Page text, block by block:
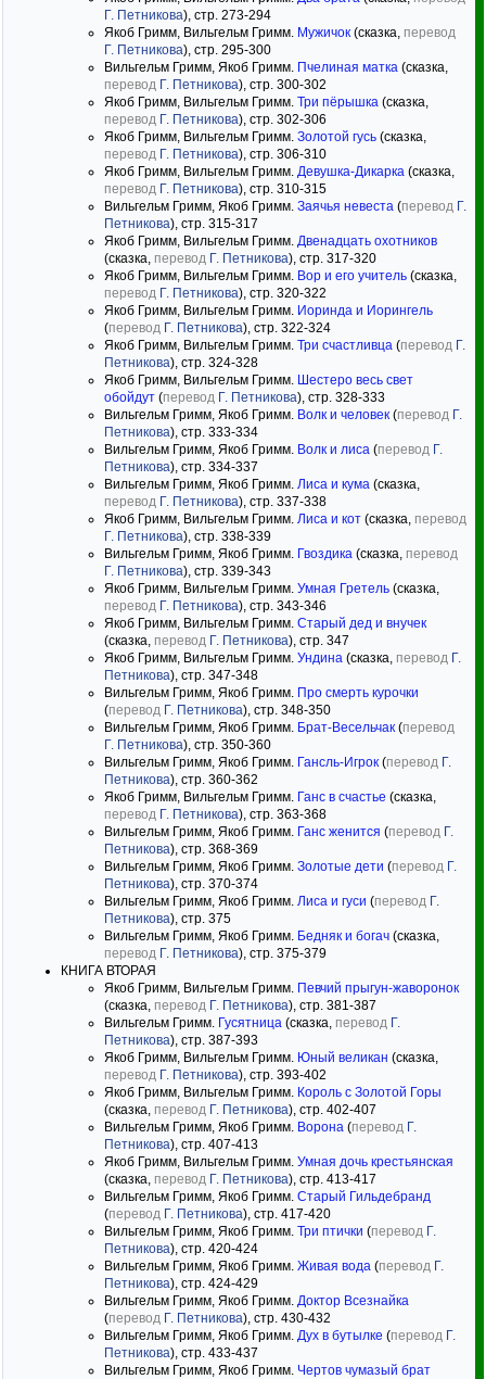
Г. Петникова), стр. 273-294
Якоб Гримм, Вильгельм Гримм. Мужичок (сказка, перевод
Г. Петникова), стр. 295-300
Вильгельм Гримм, Якоб Гримм. Пчелиная матка (сказка,
перевод Г. Петникова), стр. 300-302
Якоб Гримм, Вильгельм Гримм. Три пёрышка (сказка,
перевод Г. Петникова), стр. 302-306
Якоб Гримм, Вильгельм Гримм. Золотой гусь (сказка,
перевод Г. Петникова), стр. 306-310
Якоб Гримм, Вильгельм Гримм. Девушка-Дикарка (сказка,
перевод Г. Петникова), стр. 310-315
Вильгельм Гримм, Якоб Гримм. Заячья невеста (перевод Г.
Петникова), стр. 315-317
Якоб Гримм, Вильгельм Гримм. Двенадцать охотников
(сказка, перевод Г. Петникова), стр. 317-320
Якоб Гримм, Вильгельм Гримм. Вор и его учитель (сказка,
перевод Г. Петникова), стр. 320-322
Якоб Гримм, Вильгельм Гримм. Иоринда и Иорингель
(перевод Г. Петникова), стр. 322-324
Якоб Гримм, Вильгельм Гримм. Три счастливца (перевод Г.
Петникова), стр. 324-328
Якоб Гримм, Вильгельм Гримм. Шестеро весь свет
обойдут (перевод Г. Петникова), стр. 328-333
Вильгельм Гримм, Якоб Гримм. Волк и человек (перевод Г.
Петникова), стр. 333-334
Вильгельм Гримм, Якоб Гримм. Волк и лиса (перевод Г.
Петникова), стр. 334-337
Вильгельм Гримм, Якоб Гримм. Лиса и кума (сказка,
перевод Г. Петникова), стр. 337-338
Якоб Гримм, Вильгельм Гримм. Лиса и кот (сказка, перевод
Г. Петникова), стр. 338-339
Вильгельм Гримм, Якоб Гримм. Гвоздика (сказка, перевод
Г. Петникова), стр. 339-343
Якоб Гримм, Вильгельм Гримм. Умная Гретель (сказка,
перевод Г. Петникова), стр. 343-346
Якоб Гримм, Вильгельм Гримм. Старый дед и внучек
(сказка, перевод Г. Петникова), стр. 347
Якоб Гримм, Вильгельм Гримм. Ундина (сказка, перевод Г.
Петникова), стр. 347-348
Вильгельм Гримм, Якоб Гримм. Про смерть курочки
(перевод Г. Петникова), стр. 348-350
Вильгельм Гримм, Якоб Гримм. Брат-Весельчак (перевод
Г. Петникова), стр. 350-360
Вильгельм Гримм, Якоб Гримм. Гансль-Игрок (перевод Г.
Петникова), стр. 360-362
Якоб Гримм, Вильгельм Гримм. Ганс в счастье (сказка,
перевод Г. Петникова), стр. 363-368
Вильгельм Гримм, Якоб Гримм. Ганс женится (перевод Г.
Петникова), стр. 368-369
Вильгельм Гримм, Якоб Гримм. Золотые дети (перевод Г.
Петникова), стр. 370-374
Вильгельм Гримм, Якоб Гримм. Лиса и гуси (перевод Г.
Петникова), стр. 375
Вильгельм Гримм, Якоб Гримм. Бедняк и богач (сказка,
перевод Г. Петникова), стр. 375-379
КНИГА ВТОРАЯ
Якоб Гримм, Вильгельм Гримм. Певчий прыгун-жаворонок
(сказка, перевод Г. Петникова), стр. 381-387
Вильгельм Гримм. Гусятница (сказка, перевод Г.
Петникова), стр. 387-393
Якоб Гримм, Вильгельм Гримм. Юный великан (сказка,
перевод Г. Петникова), стр. 393-402
Якоб Гримм, Вильгельм Гримм. Король с Золотой Горы
(сказка, перевод Г. Петникова), стр. 402-407
Вильгельм Гримм, Якоб Гримм. Ворона (перевод Г.
Петникова), стр. 407-413
Якоб Гримм, Вильгельм Гримм. Умная дочь крестьянская
(сказка, перевод Г. Петникова), стр. 413-417
Вильгельм Гримм, Якоб Гримм. Старый Гильдебранд
(перевод Г. Петникова), стр. 417-420
Вильгельм Гримм, Якоб Гримм. Три птички (перевод Г.
Петникова), стр. 420-424
Вильгельм Гримм, Якоб Гримм. Живая вода (перевод Г.
Петникова), стр. 424-429
Вильгельм Гримм, Якоб Гримм. Доктор Всезнайка
(перевод Г. Петникова), стр. 430-432
Вильгельм Гримм, Якоб Гримм. Дух в бутылке (перевод Г.
Петникова), стр. 433-437
Вильгельм Гримм, Якоб Гримм. Чертов чумазый брат